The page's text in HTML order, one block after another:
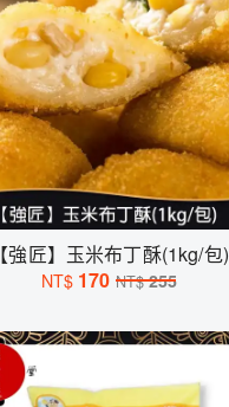
【強匠】玉米布丁酥(1kg/包)
NT$ 170 NT$255